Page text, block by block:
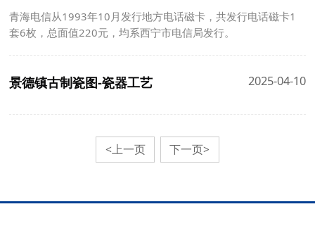
青海电信从1993年10月发行地方电话磁卡，共发行电话磁卡1
套6枚，总面值220元，均系西宁市电信局发行。
景德镇古制瓷图-瓷器工艺 2025-04-10
<上一页 下一页>